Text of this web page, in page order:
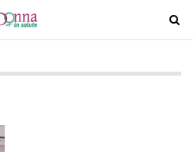
T
o
g